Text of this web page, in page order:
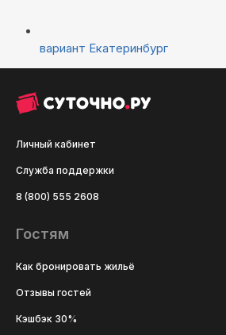
вариант Екатеринбург
Личный кабинет
Служба поддержки
8 (800) 555 2608
Гостям
Как бронировать жильё
Отзывы гостей
Кэшбэк 30%